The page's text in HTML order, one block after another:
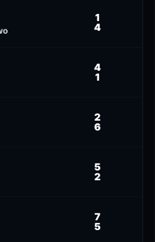
1
4
4
1
2
6
5
2
7
5